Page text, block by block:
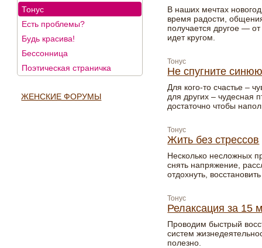
Тонус
Есть проблемы?
Будь красива!
Бессонница
Поэтическая страничка
ЖЕНСКИЕ ФОРУМЫ
В наших мечтах
время радости,
получается другое —
идет кругом.
Тонус
Не спугните
Для кого-то счастье –
для других – чудесная
достаточно чтобы
Тонус
Жить без стрессов
Несколько несложных
снять напряжение,
отдохнуть,
Тонус
Релаксация за 15
Проводим быстрый
систем
полезно.